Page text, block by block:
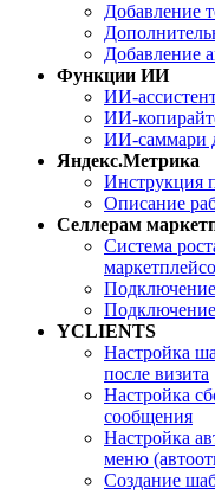
Добавление
Добавление
Функции ИИ
ИИ-
ИИ-
ИИ-саммари
Яндекс.Метрика
Инструкция
Описание
Селлерам
Система
YCLIENTS
Настройка
после визита
Настройка
сообщения
Настройка
меню
Создание